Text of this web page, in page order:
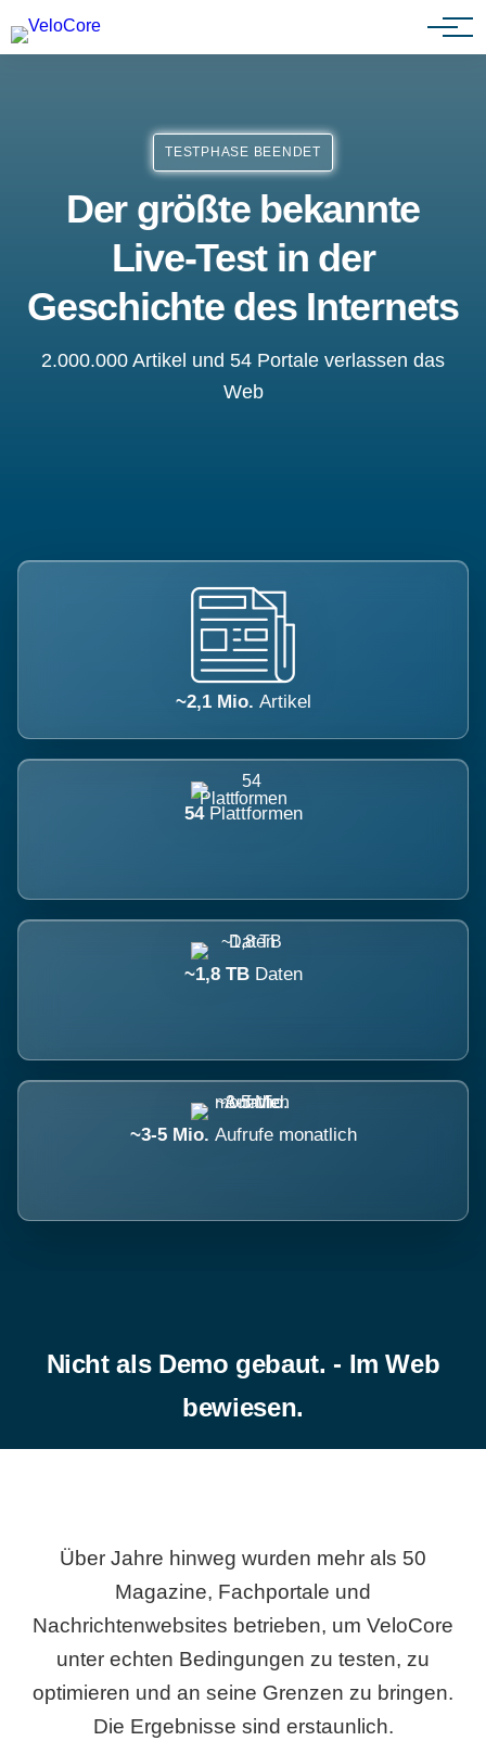
Agenturen & Webdesigner
TESTPHASE BEENDET
Der größte bekannte
Live-Test in der
Geschichte des Internets
2.000.000 Artikel und 54 Portale verlassen das
Web
~2,1 Mio. Artikel
54 Plattformen
~1,8 TB Daten
~3-5 Mio. Aufrufe monatlich
Nicht als Demo gebaut. - Im Web
bewiesen.
Über Jahre hinweg wurden mehr als 50
Magazine, Fachportale und
Nachrichtenwebsites betrieben, um VeloCore
unter echten Bedingungen zu testen, zu
optimieren und an seine Grenzen zu bringen.
Die Ergebnisse sind erstaunlich.